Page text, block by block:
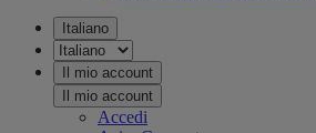
Italiano
Il mio account
Il mio account
Accedi